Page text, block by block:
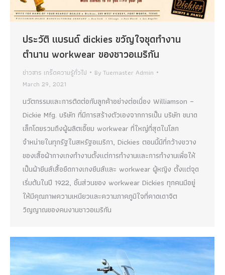
ประวัติ แบรนด์ dickies ขวัญใจชุดทำงาน
ตำนาน workwear ของชาวอเมริกัน
ข่าวสาร เกร็ดความรู้ทั่วไป ByTuemaster Admin
March 29, 2021
นวัตกรรมและการติดต่อกับลูกค้าอย่างต่อเนื่อง Williamson –
Dickie Mfg. บริษัท ที่มีการสร้างตัวเองจากการเป็น บริษัท ขนาด
เล็กโดยรวมถึงผู้ผลิตเอี๊ยม workwear ที่ใหญ่ที่สุดในโลก
จำหน่ายในทุกรัฐในสหรัฐอเมริกา, Dickies ตอนนี้มีที่กว้างขวาง
ของเสื้อผ้ากางเกงทำงานตั้งแต่การทำงานและการทำงานเพื่อให้
เป็นผ้ายีนส์เสื้อยืดกางเกงยีนส์และ workwear ผู้หญิง ตั้งแต่จุด
เริ่มต้นในปี 1922, ชิ้นส่วนของ workwear Dickies ทุกคนมีอยู่
ให้มีคุณภาพความเหนียวและความภาคภูมิใจที่คาดเดาจิต
วิญญาณของคนงานชาวอเมริกัน